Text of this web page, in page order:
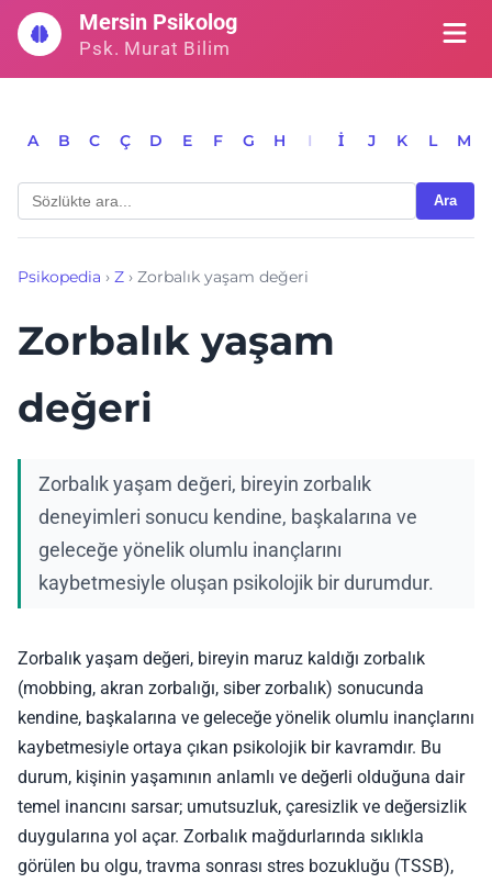
İçeriğe
geç
Mersin Psikolog
Psk. Murat Bilim
A B C Ç D E F G H I İ J K L M
Ara
Psikopedia › Z › Zorbalık yaşam değeri
Zorbalık yaşam
değeri
Zorbalık yaşam değeri, bireyin zorbalık
deneyimleri sonucu kendine, başkalarına ve
geleceğe yönelik olumlu inançlarını
kaybetmesiyle oluşan psikolojik bir durumdur.
Zorbalık yaşam değeri, bireyin maruz kaldığı zorbalık
(mobbing, akran zorbalığı, siber zorbalık) sonucunda
kendine, başkalarına ve geleceğe yönelik olumlu inançlarını
kaybetmesiyle ortaya çıkan psikolojik bir kavramdır. Bu
durum, kişinin yaşamının anlamlı ve değerli olduğuna dair
temel inancını sarsar; umutsuzluk, çaresizlik ve değersizlik
duygularına yol açar. Zorbalık mağdurlarında sıklıkla
görülen bu olgu, travma sonrası stres bozukluğu (TSSB),